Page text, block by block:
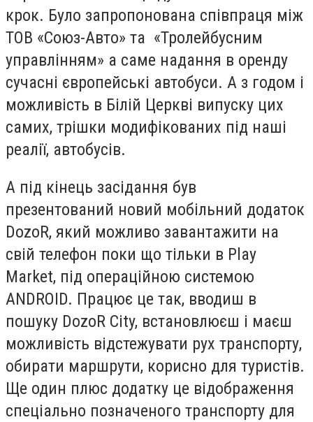
крок. Було запропонована співпраця між
ТОВ «Союз-Авто» та «Тролейбусним
управлінням» а саме надання в оренду
сучасні європейські автобуси. А з годом і
можливість в Білій Церкві випуску цих
самих, трішки модифікованих під наші
реалії, автобусів.
А під кінець засідання був
презентований новий мобільний додаток
DozoR, який можливо завантажити на
свій телефон поки що тільки в Play
Market, під операційною системою
ANDROID. Працює це так, вводиш в
пошуку DozoR City, встановлюєш і маєш
можливість відстежувати рух транспорту,
обирати маршрути, корисно для туристів.
Ще один плюс додатку це відображення
спеціально позначеного транспорту для